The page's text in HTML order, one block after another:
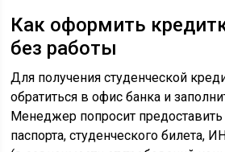
Как оформить
без работы
Для получения студенческой
обратиться в офис банка и
Менеджер попросит
паспорта, студенческого билета,